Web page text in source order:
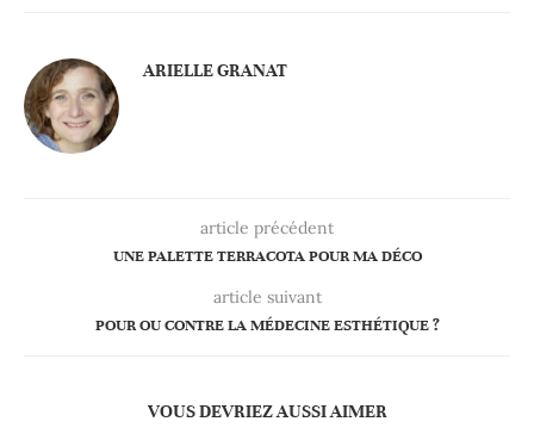
ARIELLE GRANAT
article précédent
UNE PALETTE TERRACOTA POUR MA DÉCO
article suivant
POUR OU CONTRE LA MÉDECINE ESTHÉTIQUE ?
VOUS DEVRIEZ AUSSI AIMER